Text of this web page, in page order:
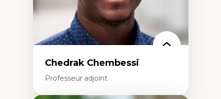
Chedrak Chembessi
Professeur adjoint